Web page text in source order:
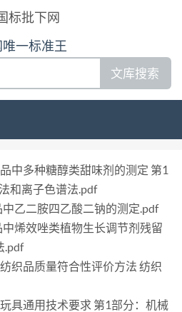
一标准王
文库搜索
中多种糖醇类甜味剂的测定 第1
和离子色谱法.pdf
乙二胺四乙酸二钠的测定.pdf
烯效唑类植物生长调节剂残留
.pdf
织品质量符合性评价方法 纺织
具通用技术要求 第1部分：机械